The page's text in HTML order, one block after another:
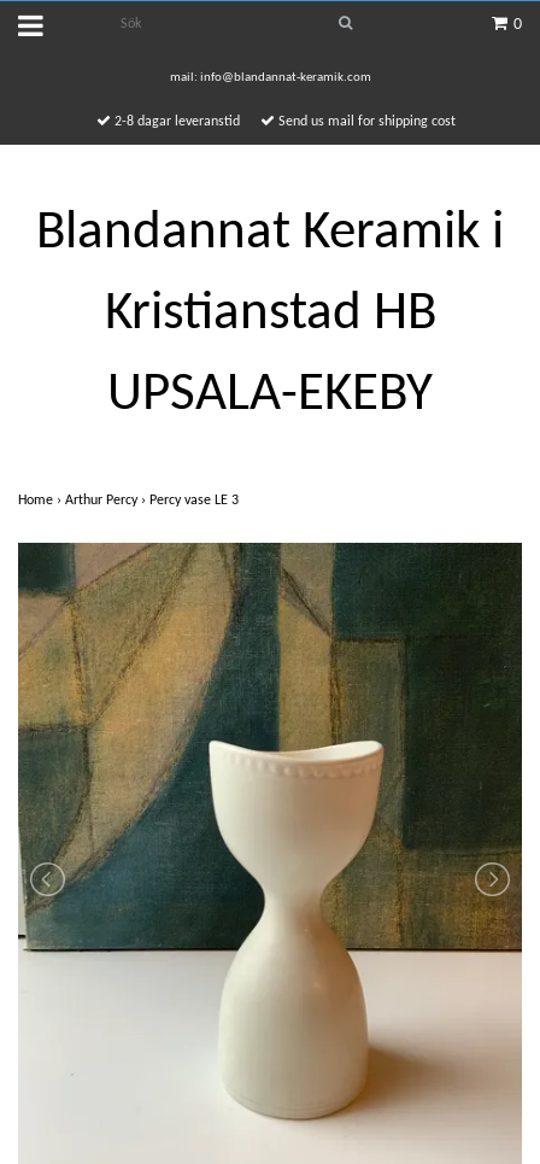
0
mail: info@blandannat-keramik.com
2-8 dagar leveranstid Send us mail for shipping cost
Blandannat Keramik i
Kristianstad HB
UPSALA-EKEBY
Home › Arthur Percy › Percy vase LE 3